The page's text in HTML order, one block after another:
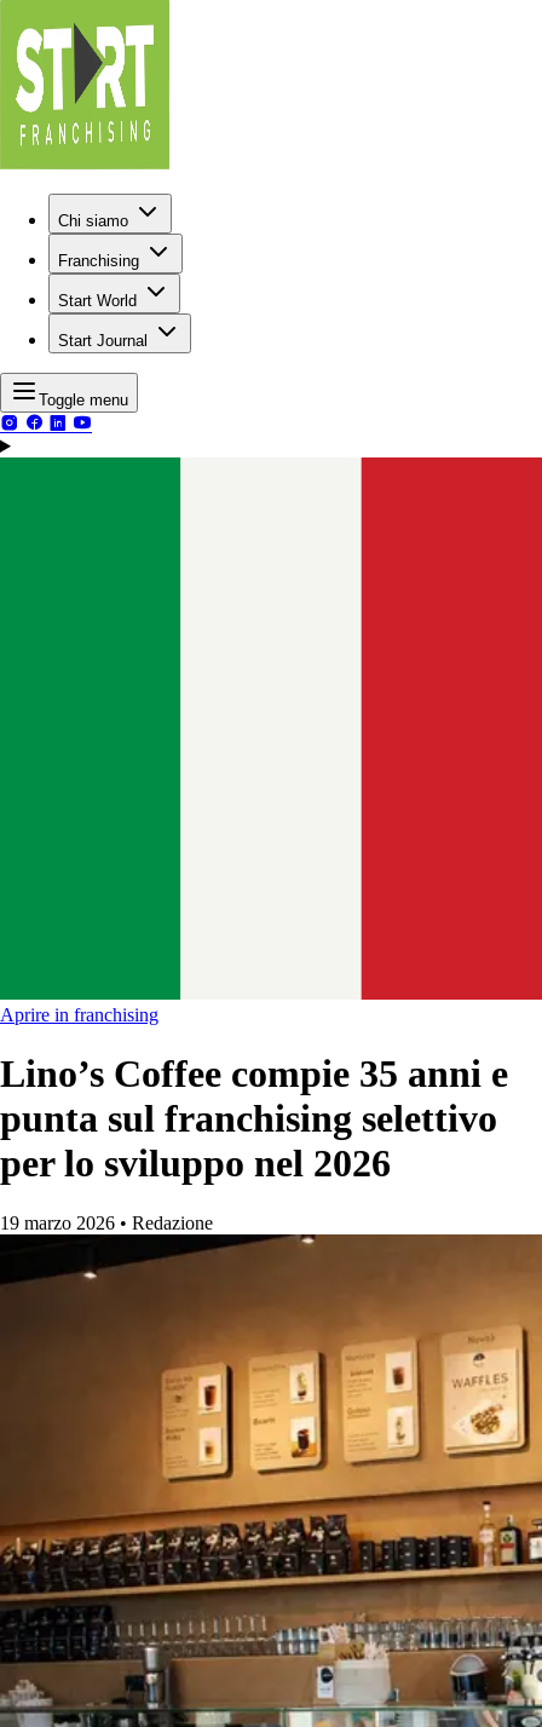
Chi siamo
Franchising
Start World
Start Journal
Toggle menu
Aprire in franchising
Lino’s Coffee compie 35 anni e
punta sul franchising selettivo
per lo sviluppo nel 2026
19 marzo 2026 • Redazione